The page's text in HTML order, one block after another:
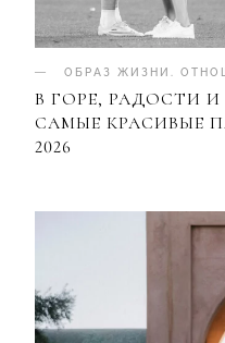
ОБРАЗ ЖИЗНИ
В ГОРЕ, РАДОСТИ
САМЫЕ КРАСИВЫЕ
2026